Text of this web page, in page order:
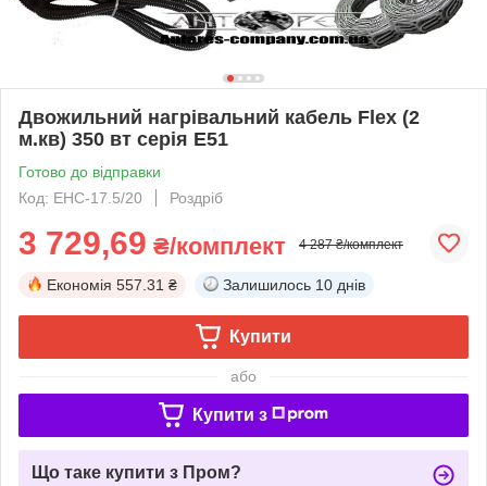
Двожильний нагрівальний кабель Flex (2
м.кв) 350 вт серія E51
Готово до відправки
Код: ЕНС-17.5/20
Роздріб
3 729,69 ₴/комплект 4 287 ₴/комплект
Економія 557.31 ₴ Залишилось 10 днів
Купити
або
Купити з
Що таке купити з Пром?